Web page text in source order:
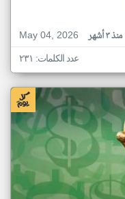
May 04, 2026
منذ ٣ أشهر
عدد الكلمات: ٢٣١